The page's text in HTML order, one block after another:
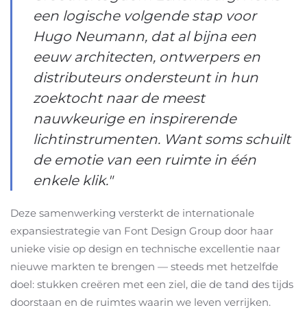
een logische volgende stap voor
Hugo Neumann, dat al bijna een
eeuw architecten, ontwerpers en
distributeurs ondersteunt in hun
zoektocht naar de meest
nauwkeurige en inspirerende
lichtinstrumenten. Want soms schuilt
de emotie van een ruimte in één
enkele klik."
Deze samenwerking versterkt de internationale
expansiestrategie van Font Design Group door haar
unieke visie op design en technische excellentie naar
nieuwe markten te brengen — steeds met hetzelfde
doel: stukken creëren met een ziel, die de tand des tijds
doorstaan en de ruimtes waarin we leven verrijken.